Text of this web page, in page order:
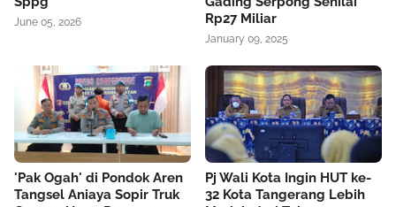
June 05, 2026
Rp27 Miliar
January 09, 2025
'Pak Ogah' di Pondok Aren
Tangsel Aniaya Sopir Truk
Pj Wali Kota Ingin HUT ke-
32 Kota Tangerang Lebih